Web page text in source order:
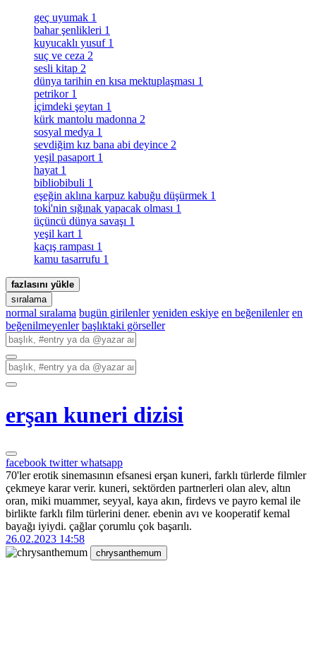
geç uyumak 1
bahar şenlikleri 1
kuyucaklı yusuf 1
suç ve ceza 2
sesli kitap 2
dünya tarihin en kısa mektuplaşması 1
petrikor 1
i̇çimdeki şeytan 1
kürk mantolu madonna 2
sosyal medya 1
sevdiğim kız bana abi deyince 2
yeşil pasaport 1
hayat 1
bibliobibuli 1
eşeğin aklına karpuz kabuğu düşürmek 1
toki̇'nin sığınak yapacak olması 1
üçüncü dünya savaşı 1
yeşil kart 1
kaçış rampası 1
kamu tasarrufu 1
fazlasını yükle
sıralama
normal sıralama bugün girilenler yeniden eskiye en beğenilenler en
beğenilmeyenler başlıktaki görseller
erşan kuneri dizisi
facebook twitterwhatsapp
70'ler erotik sinemasının efsanesi erşan kuneri, farklı türlerde filmler
çekmeye karar verir. kuneri, sektörden partnerleri olan alev, altın
oran, miki muammer, seyyal, kaya akın, firdevs ve payro kemal ile
birlikte farklı film türlerini dener. ebenin avı ve kooperatif kemal
bayağı iyiydi. çağlar çorumlu çok başarılı.
26.02.2023 14:58
chrysanthemum